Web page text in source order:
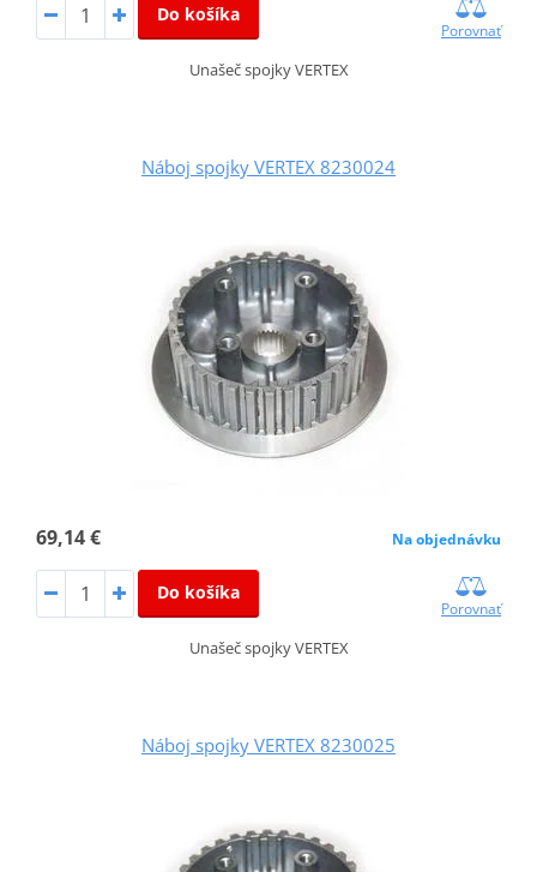
Do košíka
Porovnať
Unašeč spojky VERTEX
Náboj spojky VERTEX 8230024
69,14 € Na objednávku
Do košíka
Porovnať
Unašeč spojky VERTEX
Náboj spojky VERTEX 8230025